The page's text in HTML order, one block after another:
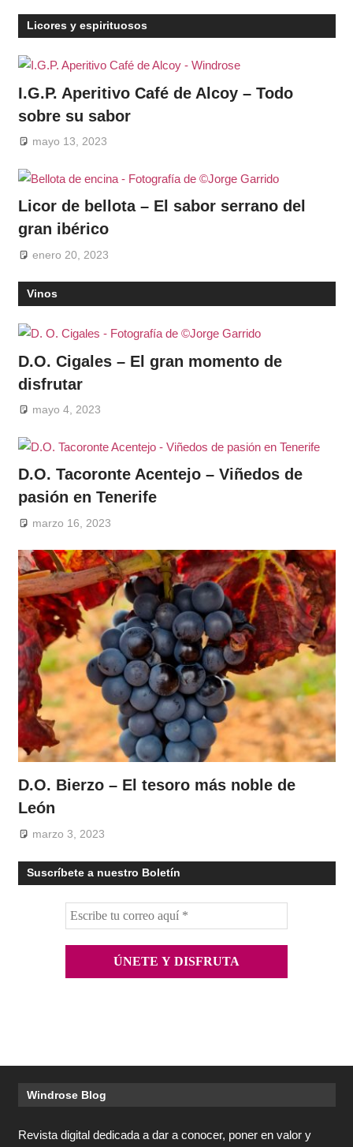
Licores y espirituosos
I.G.P. Aperitivo Café de Alcoy – Todo
sobre su sabor
mayo 13, 2023
Licor de bellota – El sabor serrano del
gran ibérico
enero 20, 2023
Vinos
D.O. Cigales – El gran momento de
disfrutar
mayo 4, 2023
D.O. Tacoronte Acentejo – Viñedos de
pasión en Tenerife
marzo 16, 2023
D.O. Bierzo – El tesoro más noble de
León
marzo 3, 2023
Suscríbete a nuestro Boletín
Windrose Blog
Revista digital dedicada a dar a conocer, poner en valor y